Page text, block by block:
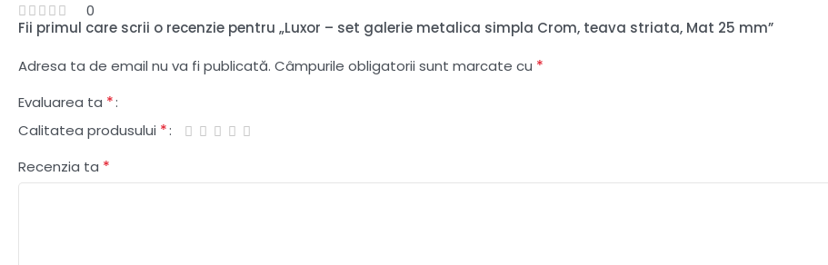
0
Fii primul care scrii o recenzie pentru „Luxor – set galerie metalica simpla Crom, teava striata, Mat 25 mm”
Adresa ta de email nu va fi publicată. Câmpurile obligatorii sunt marcate cu *
Evaluarea ta *
Calitatea produsului *
Recenzia ta *